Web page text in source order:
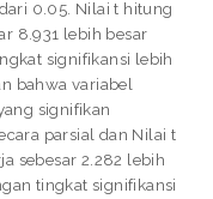
0.05. Nilai t hitung
8.931 lebih besar
signifikansi lebih
bahwa variabel
signifikan
parsial dan Nilai t
sebesar 2.282 lebih
tingkat signifikansi